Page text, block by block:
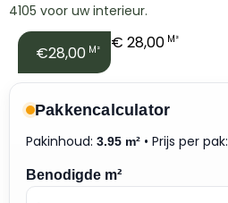
4105 voor uw interieur.
€28,00 M² € 28,00 M²
Pakkencalculator
Pakinhoud: 3.95 m² • Prijs per pak:
Benodigde m²